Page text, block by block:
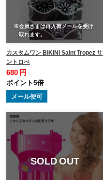
※会員さまは再入荷メールを受け
取れます。
カスタムワン BIKINI Saint Tropez サ
ントロぺ
680 円
ポイント5倍
メール便可
SOLD OUT